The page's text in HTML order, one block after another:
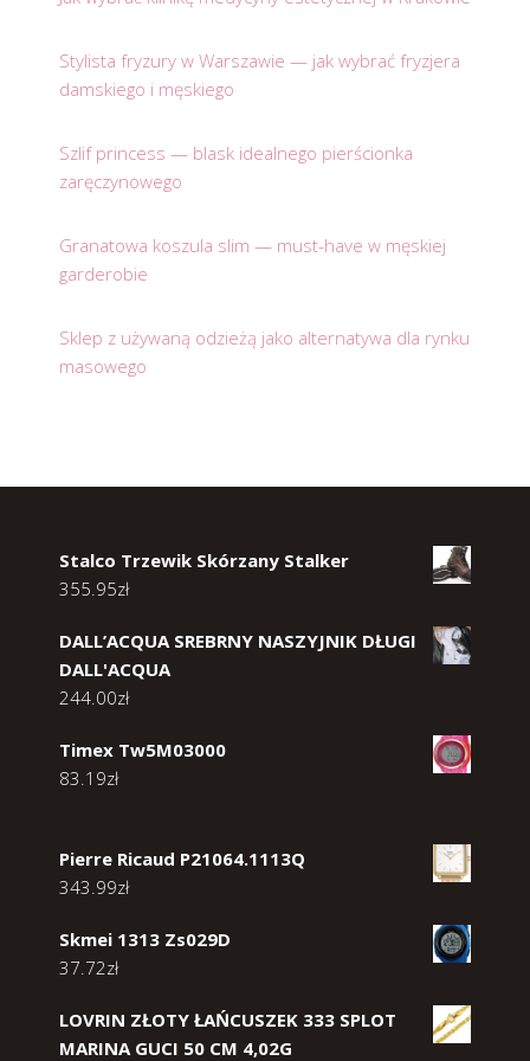
Stylista fryzury w Warszawie — jak wybrać fryzjera
damskiego i męskiego
Szlif princess — blask idealnego pierścionka
zaręczynowego
Granatowa koszula slim — must-have w męskiej
garderobie
Sklep z używaną odzieżą jako alternatywa dla rynku
masowego
Stalco Trzewik Skórzany Stalker
355.95zł
DALL’ACQUA SREBRNY NASZYJNIK DŁUGI
DALL'ACQUA
244.00zł
Timex Tw5M03000
83.19zł
Pierre Ricaud P21064.1113Q
343.99zł
Skmei 1313 Zs029D
37.72zł
LOVRIN ZŁOTY ŁAŃCUSZEK 333 SPLOT
MARINA GUCI 50 CM 4,02G